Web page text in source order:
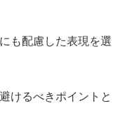
も配慮した表現を選
けるべきポイントと